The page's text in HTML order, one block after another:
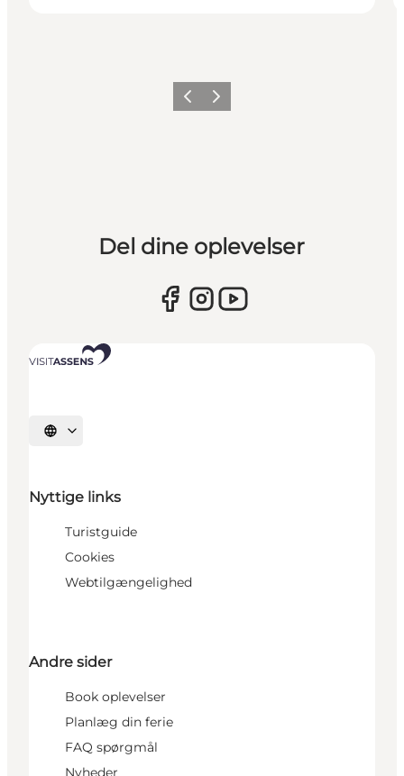
ForrigeNæste
Del dine oplevelser
Vælg sprog
Nyttige links
Turistguide
Cookies
Webtilgængelighed
Andre sider
Book oplevelser
Planlæg din ferie
FAQ spørgmål